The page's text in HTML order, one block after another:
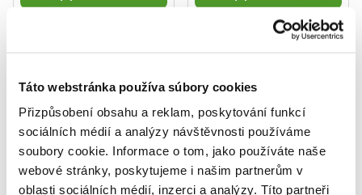
Táto webstránka používa súbory cookies
Přizpůsobení obsahu a reklam, poskytování funkcí
sociálních médií a analýzy návštěvnosti používáme
soubory cookie. Informace o tom, jako používáte naše
webové stránky, poskytujeme i našim partnerům v
oblasti sociálních médií, inzerci a analýzy. Títo partneři